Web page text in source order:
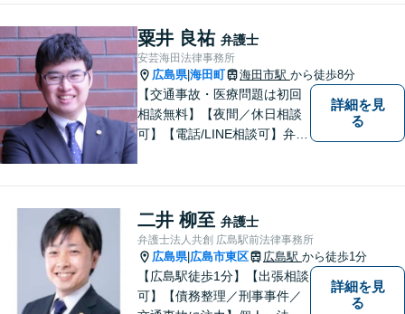
個人様・法人様の問題に幅広
く対応しています。
粟井 良祐 弁護士
安芸海田法律事務所
広島県|海田町 海田市駅 から徒歩8分
【交通事故・医療問題は初回
相談無料】【夜間／休日相談
可】【電話/LINE相談可】弁護
ている方は、すぐに弁護士に
ご相談ください。【JR海田市
駅から徒歩9分】
詳細を見
る
二井 柳至 弁護士
弁護士法人共創 広島駅前法律事務所
広島県| 広島市東区 広島駅 から徒歩1分
【広島駅徒歩1分】【出張相談
可】【債務整理／刑事事件／
詳細を見
る